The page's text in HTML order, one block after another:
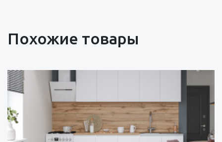
Похожие товары